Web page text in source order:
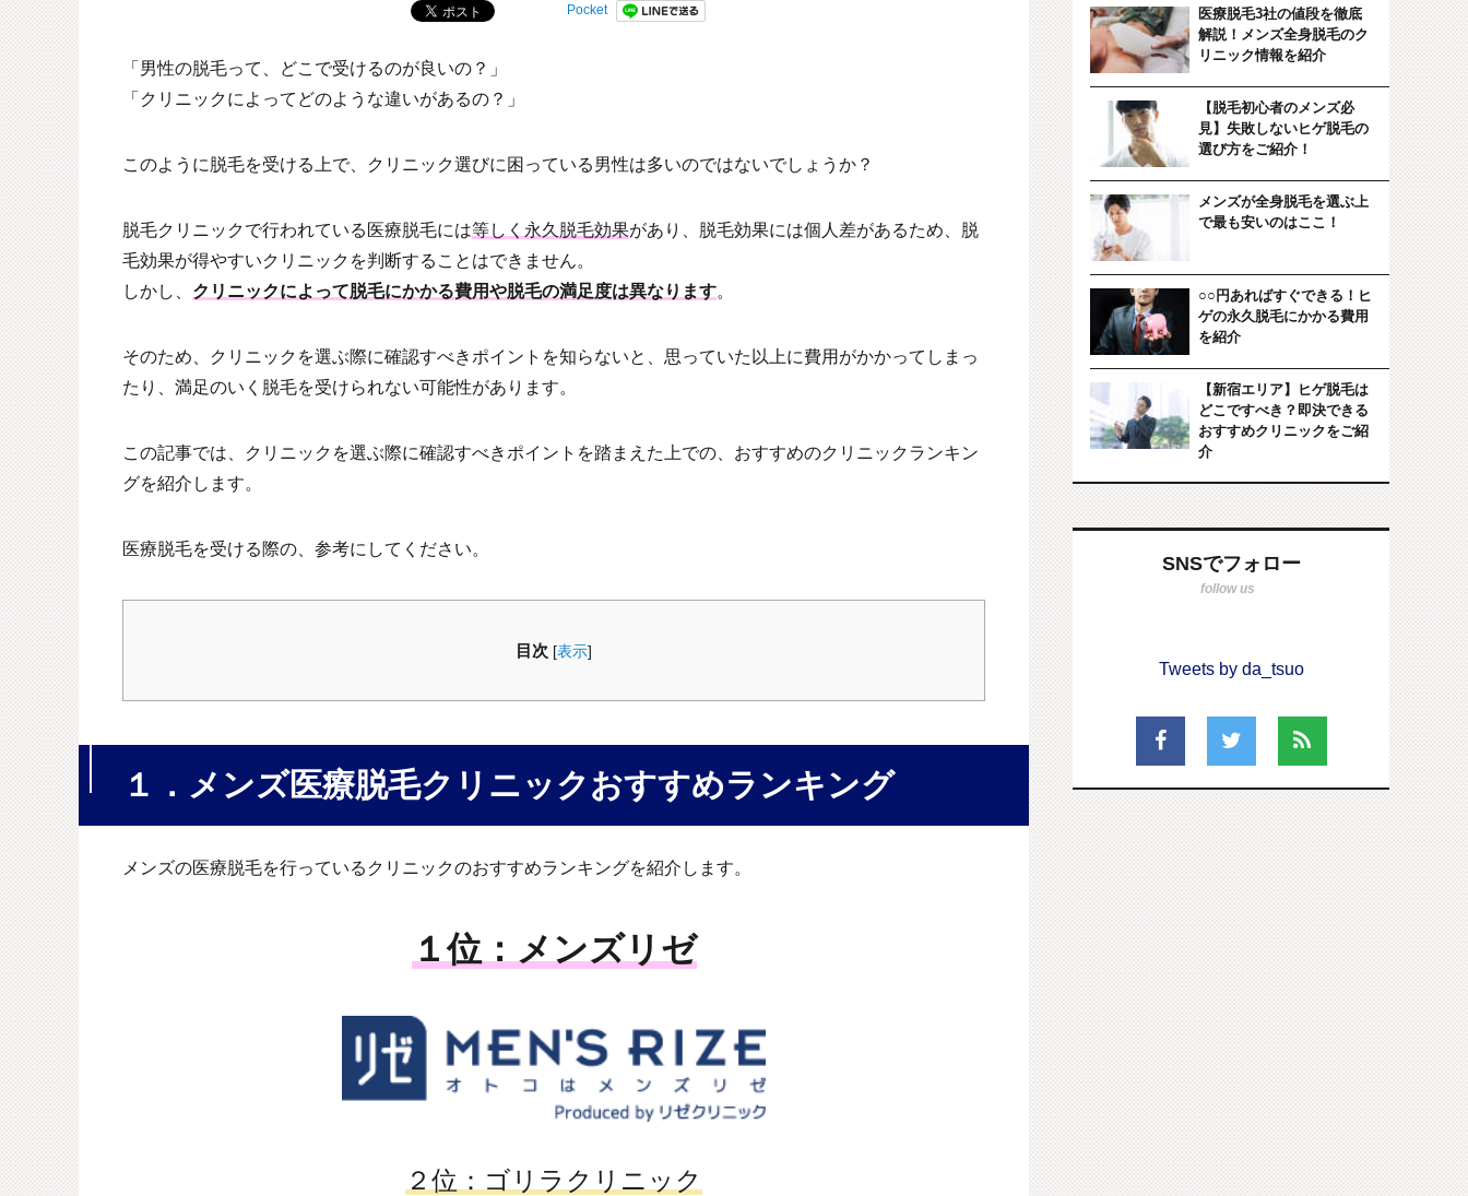
Pocket
「男性の脱毛って、どこで受けるのが良いの？」
「クリニックによってどのような違いがあるの？」
このように脱毛を受ける上で、クリニック選びに困っている男性は多いのではないでしょうか？
脱毛クリニックで行われている医療脱毛には等しく永久脱毛効果があり、脱毛効果には個人差があるため、脱
毛効果が得やすいクリニックを判断することはできません。
しかし、 クリニックによって脱毛にかかる費用や脱毛の満足度は異なります。
そのため、クリニックを選ぶ際に確認すべきポイントを知らないと、思っていた以上に費用がかかってしまっ
たり、満足のいく脱毛を受けられない可能性があります。
この記事では、クリニックを選ぶ際に確認すべきポイントを踏まえた上での、おすすめのクリニックランキン
グを紹介します。
医療脱毛を受ける際の、参考にしてください。
目次 [表示]
１．メンズ医療脱毛クリニックおすすめランキング
メンズの医療脱毛を行っているクリニックのおすすめランキングを紹介します。
１位：メンズリゼ
２位：ゴリラクリニック
医療脱毛3社の値段を徹底
解説！メンズ全身脱毛のク
リニック情報を紹介
【脱毛初心者のメンズ必
見】失敗しないヒゲ脱毛の
選び方をご紹介！
メンズが全身脱毛を選ぶ上
で最も安いのはここ！
○○円あればすぐできる！ヒ
ゲの永久脱毛にかかる費用
を紹介
【新宿エリア】ヒゲ脱毛は
どこですべき？即決できる
おすすめクリニックをご紹
介
SNSでフォロー
Tweets by da_tsuo